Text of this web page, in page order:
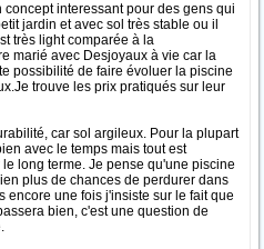
interessant pour des gens qui
jardin et avec sol très stable ou il
très light comparée à la
marié avec Desjoyaux à vie car la
possibilité de faire évoluer la piscine
trouve les prix pratiqués sur leur
car sol argileux. Pour la plupart
avec le temps mais tout est
long terme. Je pense qu'une piscine
plus de chances de perdurer dans
encore une fois j'insiste sur le fait que
bien, c'est une question de